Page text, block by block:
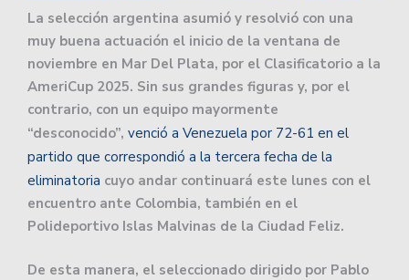
La selección argentina asumió y resolvió con una
muy buena actuación el inicio de la ventana de
noviembre en Mar Del Plata, por el Clasificatorio a la
AmeriCup 2025. Sin sus grandes figuras y, por el
contrario, con un equipo mayormente
“desconocido”, venció a Venezuela por 72-61 en el
partido que correspondió a la tercera fecha de la
eliminatoria cuyo andar continuará este lunes con el
encuentro ante Colombia, también en el
Polideportivo Islas Malvinas de la Ciudad Feliz.
De esta manera, el seleccionado dirigido por Pablo